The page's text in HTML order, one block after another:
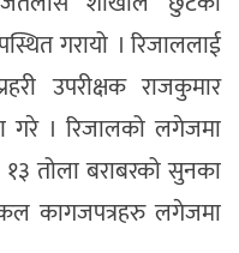
गरायो । रिजाललाई
उपरीक्षक राजकुमार
। रिजालको लगेजमा
तोला बराबरको सुनका
कागजपत्रहरु लगेजमा